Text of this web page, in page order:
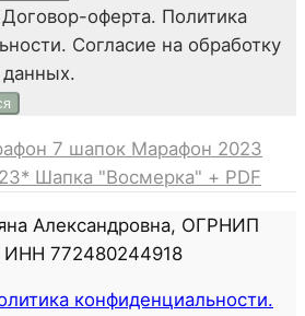
Договор-оферта. Политика
Согласие на обработку
7 шапок Марафон 2023
Шапка "Восмерка" + PDF
Александровна, ОГРНИП
772480244918
конфиденциальности.